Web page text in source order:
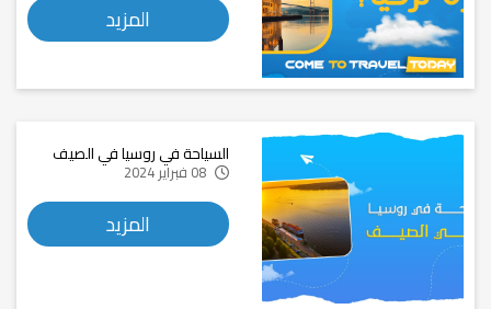
المزيد
السياحة في روسيا في الصيف
المزيد